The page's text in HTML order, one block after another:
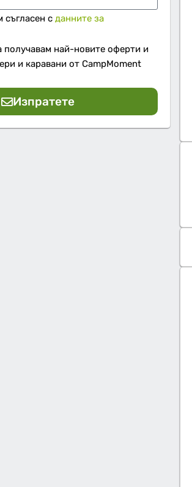
съгласен с данните за
получавам най-новите оферти и
и каравани от CampMoment
Изпратете